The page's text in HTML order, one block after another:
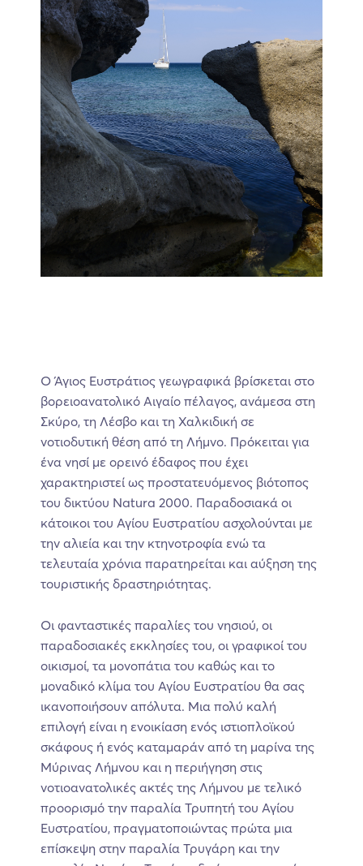
Ο Άγιος Ευστράτιος γεωγραφικά βρίσκεται στο
βορειοανατολικό Αιγαίο πέλαγος, ανάμεσα στη
Σκύρο, τη Λέσβο και τη Χαλκιδική σε
νοτιοδυτική θέση από τη Λήμνο. Πρόκειται για
ένα νησί με ορεινό έδαφος που έχει
χαρακτηριστεί ως προστατευόμενος βιότοπος
του δικτύου Natura 2000. Παραδοσιακά οι
κάτοικοι του Αγίου Ευστρατίου ασχολούνται με
την αλιεία και την κτηνοτροφία ενώ τα
τελευταία χρόνια παρατηρείται και αύξηση της
τουριστικής δραστηριότητας.
Οι φανταστικές παραλίες του νησιού, οι
παραδοσιακές εκκλησίες του, οι γραφικοί του
οικισμοί, τα μονοπάτια του καθώς και το
μοναδικό κλίμα του Αγίου Ευστρατίου θα σας
ικανοποιήσουν απόλυτα. Μια πολύ καλή
επιλογή είναι η ενοικίαση ενός ιστιοπλοϊκού
σκάφους ή ενός καταμαράν από τη μαρίνα της
Μύρινας Λήμνου και η περιήγηση στις
νοτιοανατολικές ακτές της Λήμνου με τελικό
προορισμό την παραλία Τρυπητή του Αγίου
Ευστρατίου, πραγματοποιώντας πρώτα μια
επίσκεψη στην παραλία Τρυγάρη και την